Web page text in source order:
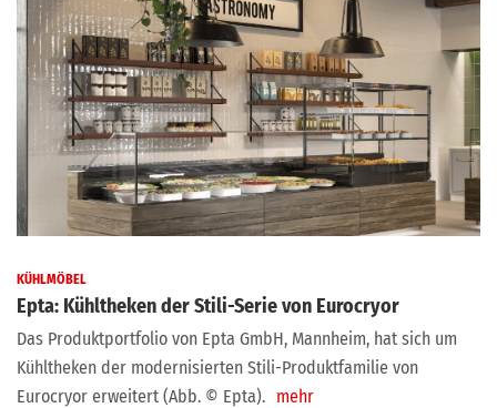
KÜHLMÖBEL
Epta: Kühltheken der Stili-Serie von Eurocryor
Das Produktportfolio von Epta GmbH, Mannheim, hat sich um
Kühltheken der modernisierten Stili-Produktfamilie von
Eurocryor erweitert (Abb. © Epta). mehr